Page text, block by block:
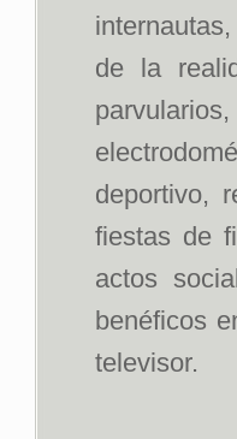
de la
deportivo,
fiestas de
actos
benéficos
televisor.